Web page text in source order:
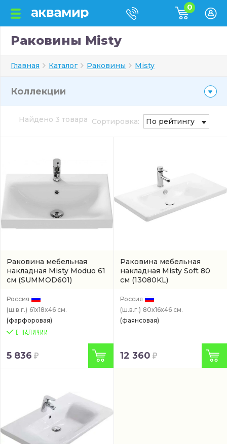
0
Раковины Misty
Главная Каталог Раковины Misty
Коллекции
Найдено 3 товара Сортировка: По рейтингу
Раковина мебельная
накладная Misty Moduo 61
см (SUMMOD601)
Россия
(ш.в.г.) 61x18x46 см.
(фарфоровая)
5 836
Раковина мебельная
накладная Misty Soft 80
см (13080KL)
Россия
(ш.в.г.) 80x16x46 см.
(фаянсовая)
12 360